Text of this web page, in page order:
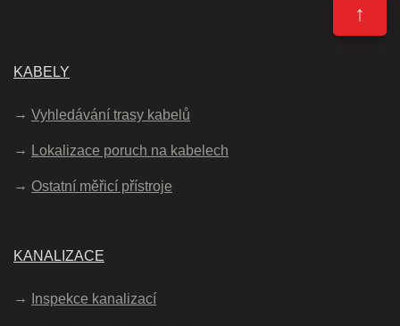
↑
KABELY
Vyhledávání trasy kabelů
Lokalizace poruch na kabelech
Ostatní měřicí přístroje
KANALIZACE
Inspekce kanalizací